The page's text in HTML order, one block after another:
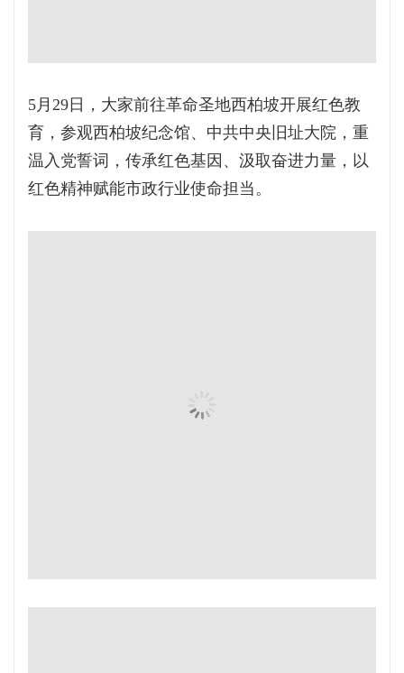
5月29日，大家前往革命圣地西柏坡开展红色教
育，参观西柏坡纪念馆、中共中央旧址大院，重
温入党誓词，传承红色基因、汲取奋进力量，以
红色精神赋能市政行业使命担当。